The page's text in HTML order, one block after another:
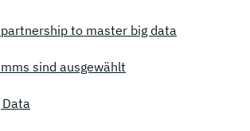
to master big data
sind ausgewählt